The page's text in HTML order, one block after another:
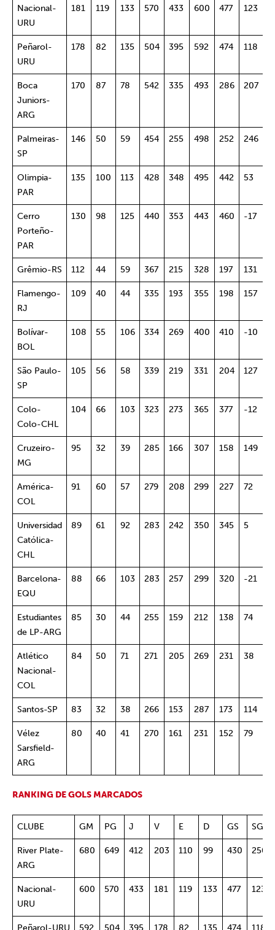
Nacional-
URU
181 119 133 570 433 600 477 123
Peñarol-
URU
178 82 135 504 395 592 474 118
Boca
Juniors-
ARG
170 87 78 542 335 493 286 207
Palmeiras-
SP
146 50 59 454 255 498 252 246
Olimpia-
PAR
135 100 113 428 348 495 442 53
Cerro
Porteño-
PAR
130 98 125 440 353 443 460 -17
Grêmio-RS 112 44 59 367 215 328 197 131
Flamengo-
RJ
109 40 44 335 193 355 198 157
Bolívar-
BOL
108 55 106 334 269 400 410 -10
São Paulo-
SP
105 56 58 339 219 331 204 127
Colo-
Colo-CHL
104 66 103 323 273 365 377 -12
Cruzeiro-
MG
95 32 39 285 166 307 158 149
América-
COL
91 60 57 279 208 299 227 72
Universidad
Católica-
CHL
89 61 92 283 242 350 345 5
Barcelona-
EQU
88 66 103 283 257 299 320 -21
Estudiantes
de LP-ARG
85 30 44 255 159 212 138 74
Atlético
Nacional-
COL
84 50 71 271 205 269 231 38
Santos-SP 83 32 38 266 153 287 173 114
Vélez
Sarsfield-
ARG
80 40 41 270 161 231 152 79
RANKING DE GOLS MARCADOS
CLUBE GM PG J V E D GS SG
River Plate-
ARG
680 649 412 203 110 99 430 250
Nacional-
URU
600 570 433 181 119 133 477 123
Peñarol-URU 592 504 395 178 82 135 474 118